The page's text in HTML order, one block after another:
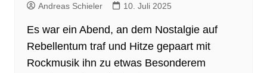
Andreas Schieler 10. Juli 2025
Es war ein Abend, an dem Nostalgie auf
Rebellentum traf und Hitze gepaart mit
Rockmusik ihn zu etwas Besonderem